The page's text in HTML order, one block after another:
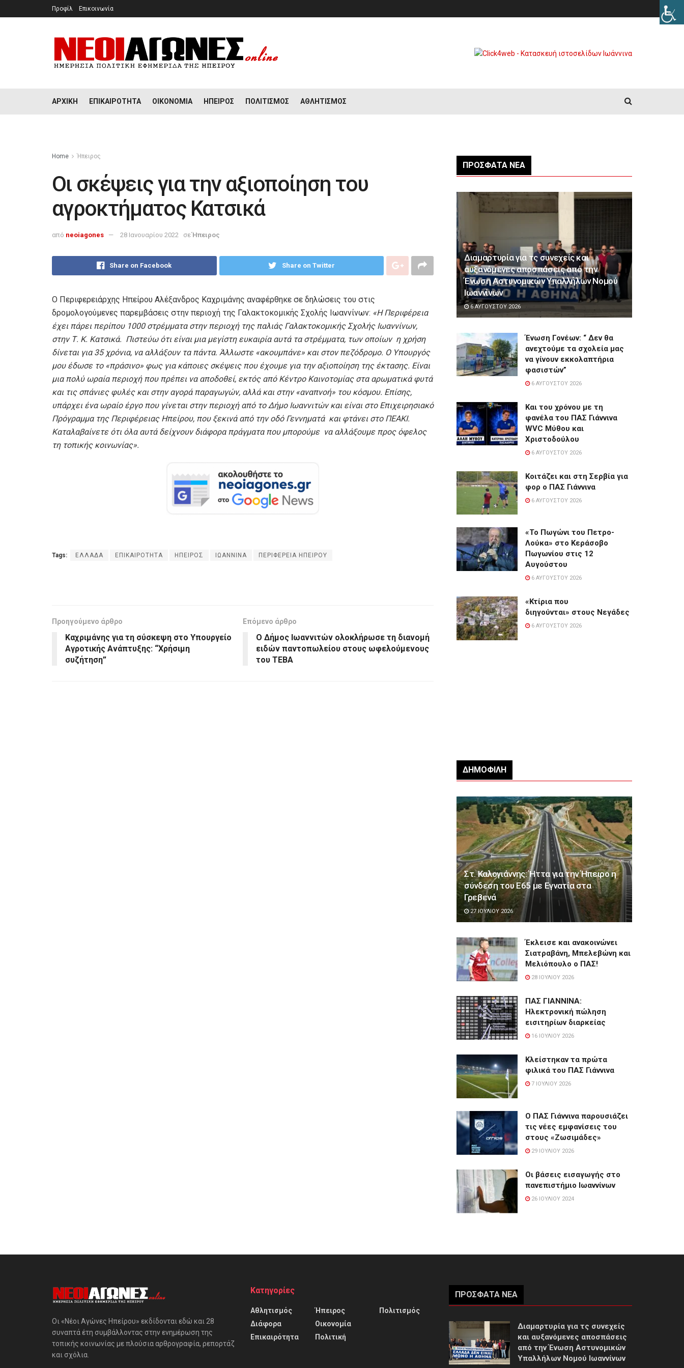
Προφίλ Επικοινωνία
ΑΡΧΙΚΉ ΕΠΙΚΑΙΡΌΤΗΤΑ ΟΙΚΟΝΟΜΊΑ ΉΠΕΙΡΟΣ ΠΟΛΙΤΙΣΜΌΣ ΑΘΛΗΤΙΣΜΌΣ
Home Ήπειρος
Οι σκέψεις για την αξιοποίηση του
αγροκτήματος Κατσικά
από neoiagones 28 Ιανουαρίου 2022 σε Ήπειρος
Share on Facebook Share on Twitter
O Περιφερειάρχης Ηπείρου Αλέξανδρος Καχριμάνης αναφέρθηκε σε δηλώσεις του στις
δρομολογούμενες παρεμβάσεις στην περιοχή της Γαλακτοκομικής Σχολής Ιωαννίνων: «Η Περιφέρεια
έχει πάρει περίπου 1000 στρέμματα στην περιοχή της παλιάς Γαλακτοκομικής Σχολής Ιωαννίνων,
στην Τ. Κ. Κατσικά. Πιστεύω ότι είναι μια μεγίστη ευκαιρία αυτά τα στρέμματα, των οποίων η χρήση
δίνεται για 35 χρόνια, να αλλάξουν τα πάντα. Άλλωστε «ακουμπάνε» και στον πεζόδρομο. Ο Υπουργός
μου έδωσε το «πράσινο» φως για κάποιες σκέψεις που έχουμε για την αξιοποίηση της έκτασης. Είναι
μια πολύ ωραία περιοχή που πρέπει να αποδοθεί, εκτός από Κέντρο Καινοτομίας στα αρωματικά φυτά
και τις σπάνιες φυλές και στην αγορά παραγωγών, αλλά και στην «αναπνοή» του κόσμου. Επίσης,
υπάρχει ένα ωραίο έργο που γίνεται στην περιοχή από το Δήμο Ιωαννιτών και είναι στο Επιχειρησιακό
Πρόγραμμα της Περιφέρειας Ηπείρου, που ξεκινά από την οδό Γεννηματά και φτάνει στο ΠΕΑΚΙ.
Καταλαβαίνετε ότι όλα αυτά δείχνουν διάφορα πράγματα που μπορούμε να αλλάξουμε προς όφελος
τη τοπικής κοινωνίας».
Tags: ΕΛΛΑΔΑ ΕΠΙΚΑΙΡΟΤΗΤΑ ΗΠΕΙΡΟΣ ΙΩΑΝΝΙΝΑ ΠΕΡΙΦΕΡΕΙΑ ΗΠΕΙΡΟΥ
Προηγούμενο άρθρο
Καχριμάνης για τη σύσκεψη στο Υπουργείο
Αγροτικής Ανάπτυξης: “Χρήσιμη
συζήτηση”
Επόμενο άρθρο
Ο Δήμος Ιωαννιτών ολοκλήρωσε τη διανομή
ειδών παντοπωλείου στους ωφελούμενους
του ΤΕΒΑ
ΠΡΌΣΦΑΤΑ ΝΈΑ
Διαμαρτυρία για τς συνεχείς και
αυξανόμενες αποσπάσεις από την
Ένωση Αστυνομικών Υπαλλήλων Νομού
Ιωαννίνων
6 ΑΥΓΟΎΣΤΟΥ 2026
Ένωση Γονέων: “ Δεν θα
ανεχτούμε τα σχολεία μας
να γίνουν εκκολαπτήρια
φασιστών”
6 ΑΥΓΟΎΣΤΟΥ 2026
Και του χρόνου με τη
φανέλα του ΠΑΣ Γιάννινα
WVC Μύθου και
Χριστοδούλου
6 ΑΥΓΟΎΣΤΟΥ 2026
Κοιτάζει και στη Σερβία για
φορ ο ΠΑΣ Γιάννινα
6 ΑΥΓΟΎΣΤΟΥ 2026
«Το Πωγώνι του Πετρο-
Λούκα» στο Κεράσοβο
Πωγωνίου στις 12
Αυγούστου
6 ΑΥΓΟΎΣΤΟΥ 2026
«Κτίρια που
διηγούνται» στους Νεγάδες
6 ΑΥΓΟΎΣΤΟΥ 2026
ΔΗΜΟΦΙΛΉ
Στ. Καλογιάννης: Ήττα για την Ήπειρο η
σύνδεση του Ε65 με Εγνατία στα
Γρεβενά
27 ΙΟΥΛΊΟΥ 2026
Έκλεισε και ανακοινώνει
Σιατραβάνη, Μπελεβώνη και
Μελιόπουλο ο ΠΑΣ!
28 ΙΟΥΛΊΟΥ 2026
ΠΑΣ ΓΙΑΝΝΙΝΑ:
Hλεκτρονική πώληση
εισιτηρίων διαρκείας
16 ΙΟΥΛΊΟΥ 2026
Κλείστηκαν τα πρώτα
φιλικά του ΠΑΣ Γιάννινα
7 ΙΟΥΛΊΟΥ 2026
Ο ΠΑΣ Γιάννινα παρουσιάζει
τις νέες εμφανίσεις του
στους «Ζωσιμάδες»
29 ΙΟΥΛΊΟΥ 2026
Οι βάσεις εισαγωγής στο
πανεπιστήμιο Ιωαννίνων
26 ΙΟΥΛΊΟΥ 2024
Οι «Νέοι Αγώνες Ηπείρου» εκδίδονται εδώ και 28
συναπτά έτη συμβάλλοντας στην ενημέρωση της
τοπικής κοινωνίας με πλούσια αρθρογραφία, ρεπορτάζ
και σχόλια.
Κατηγορίες
Αθλητισμός
Διάφορα
Επικαιρότητα
Ήπειρος
Οικονομία
Πολιτική
Πολιτισμός
ΠΡΌΣΦΑΤΑ ΝΈΑ
Διαμαρτυρία για τς συνεχείς
και αυξανόμενες αποσπάσεις
από την Ένωση Αστυνομικών
Υπαλλήλων Νομού Ιωαννίνων